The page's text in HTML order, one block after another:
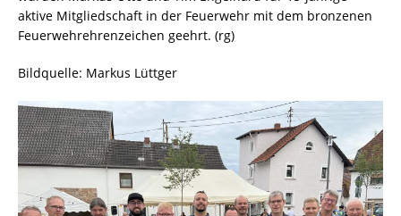
aktive Mitgliedschaft in der Feuerwehr mit dem bronzenen
Feuerwehrehrenzeichen geehrt. (rg)
Bildquelle: Markus Lüttger